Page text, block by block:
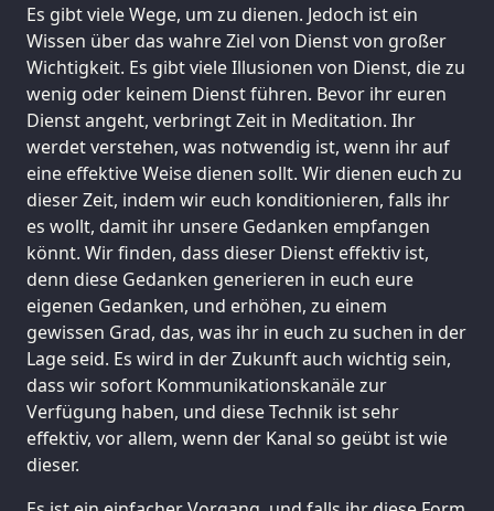
Es gibt viele Wege, um zu dienen. Jedoch ist ein
Wissen über das wahre Ziel von Dienst von großer
Wichtigkeit. Es gibt viele Illusionen von Dienst, die zu
wenig oder keinem Dienst führen. Bevor ihr euren
Dienst angeht, verbringt Zeit in Meditation. Ihr
werdet verstehen, was notwendig ist, wenn ihr auf
eine effektive Weise dienen sollt. Wir dienen euch zu
dieser Zeit, indem wir euch konditionieren, falls ihr
es wollt, damit ihr unsere Gedanken empfangen
könnt. Wir finden, dass dieser Dienst effektiv ist,
denn diese Gedanken generieren in euch eure
eigenen Gedanken, und erhöhen, zu einem
gewissen Grad, das, was ihr in euch zu suchen in der
Lage seid. Es wird in der Zukunft auch wichtig sein,
dass wir sofort Kommunikationskanäle zur
Verfügung haben, und diese Technik ist sehr
effektiv, vor allem, wenn der Kanal so geübt ist wie
dieser.